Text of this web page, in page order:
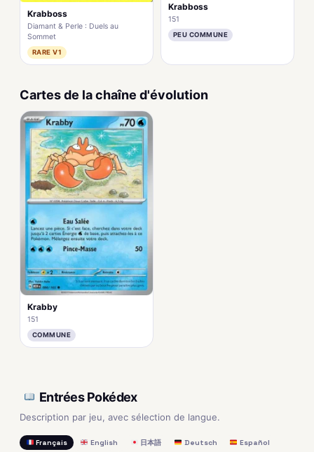
Krabboss
Diamant & Perle : Duels au
Sommet
RARE V1
Krabboss
151
PEU COMMUNE
Cartes de la chaîne d'évolution
Krabby
151
COMMUNE
Entrées Pokédex
Description par jeu, avec sélection de langue.
Français English 日本語 Deutsch
Español